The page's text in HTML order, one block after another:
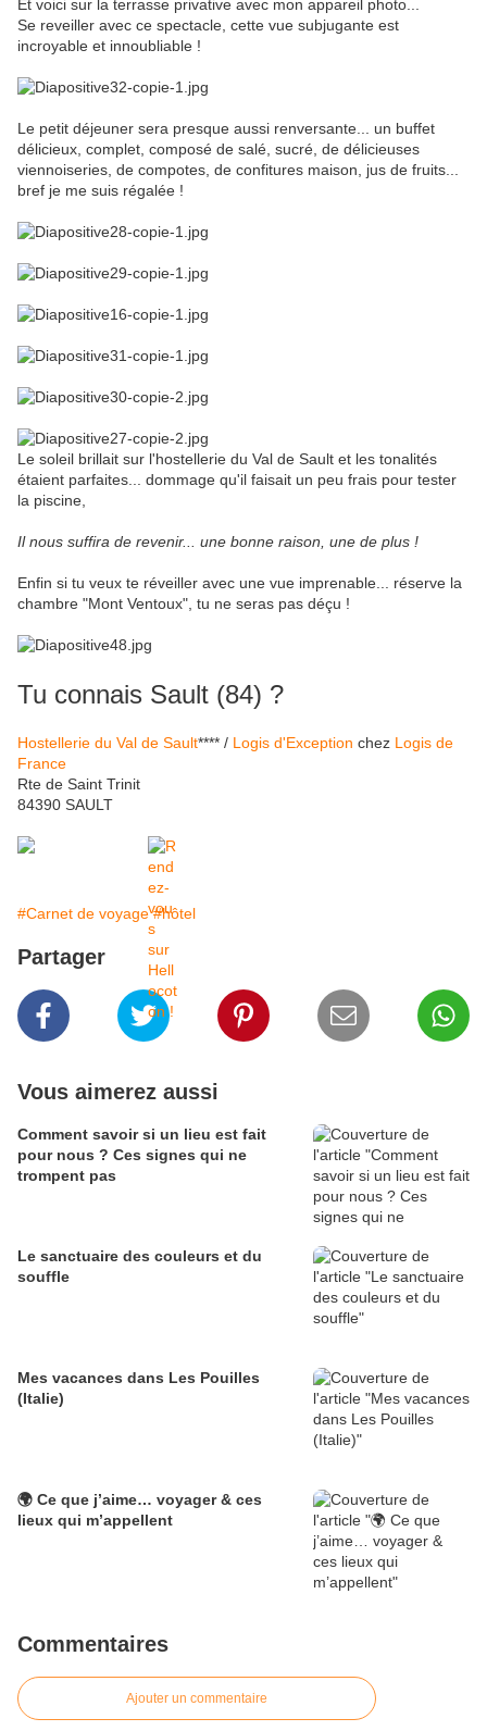
Et voici sur la terrasse privative avec mon appareil photo...
Se reveiller avec ce spectacle, cette vue subjugante est
incroyable et innoubliable !
Le petit déjeuner sera presque aussi renversante... un buffet
délicieux, complet, composé de salé, sucré, de délicieuses
viennoiseries, de compotes, de confitures maison, jus de fruits...
bref je me suis régalée !
Le soleil brillait sur l'hostellerie du Val de Sault et les tonalités
étaient parfaites... dommage qu'il faisait un peu frais pour tester
la piscine,
Il nous suffira de revenir... une bonne raison, une de plus !
Enfin si tu veux te réveiller avec une vue imprenable... réserve la
chambre "Mont Ventoux", tu ne seras pas déçu !
Tu connais Sault (84) ?
Hostellerie du Val de Sault**** / Logis d'Exception chez Logis de
France
Rte de Saint Trinit
84390 SAULT
#Carnet de voyage #hôtel
Partager
Vous aimerez aussi
Comment savoir si un lieu est fait
pour nous ? Ces signes qui ne
trompent pas
Le sanctuaire des couleurs et du
souffle
Mes vacances dans Les Pouilles
(Italie)
🌍 Ce que j’aime… voyager & ces
lieux qui m’appellent
Commentaires
Ajouter un commentaire